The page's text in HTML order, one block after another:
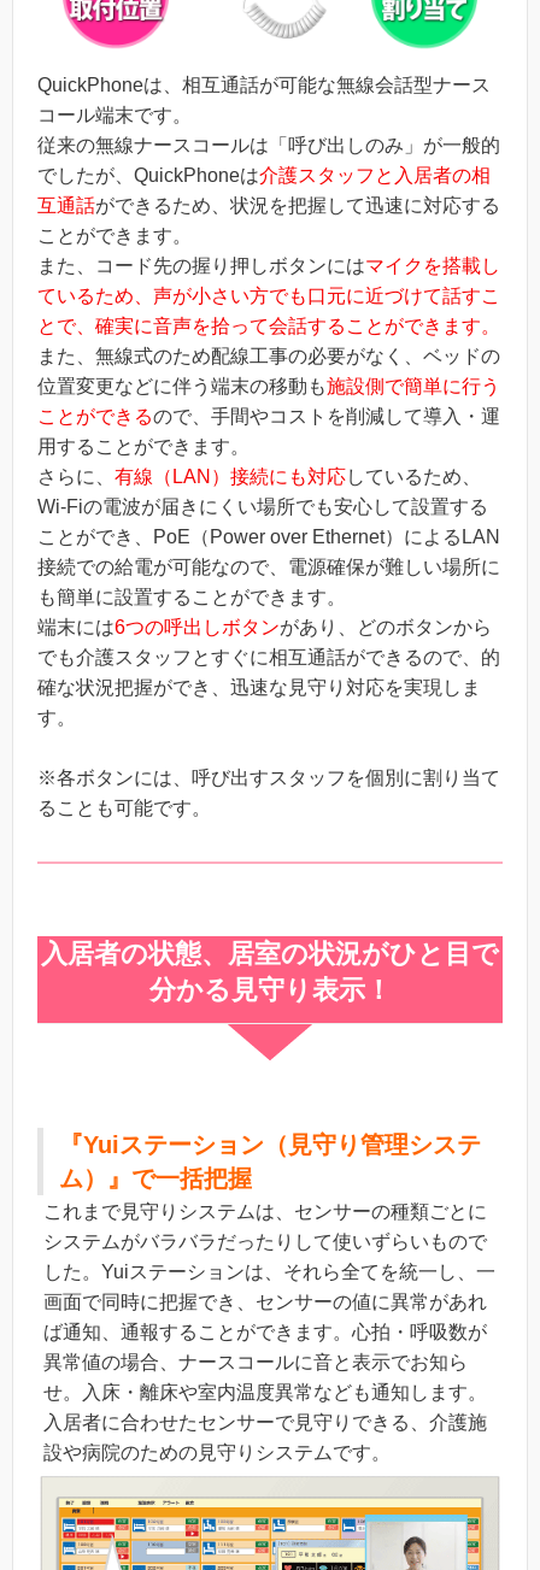
QuickPhoneは、相互通話が可能な無線会話型ナース
コール端末です。
従来の無線ナースコールは「呼び出しのみ」が一般的
でしたが、QuickPhoneは介護スタッフと入居者の相
互通話ができるため、状況を把握して迅速に対応する
ことができます。
また、コード先の握り押しボタンにはマイクを搭載し
ているため、声が小さい方でも口元に近づけて話すこ
とで、確実に音声を拾って会話することができます。
また、無線式のため配線工事の必要がなく、ベッドの
位置変更などに伴う端末の移動も施設側で簡単に行う
ことができるので、手間やコストを削減して導入・運
用することができます。
さらに、 有線（LAN）接続にも対応しているため、
Wi-Fiの電波が届きにくい場所でも安心して設置する
ことができ、PoE（Power over Ethernet）によるLAN
接続での給電が可能なので、電源確保が難しい場所に
も簡単に設置することができます。
端末には6つの呼出しボタンがあり、どのボタンから
でも介護スタッフとすぐに相互通話ができるので、的
確な状況把握ができ、迅速な見守り対応を実現しま
す。
※各ボタンには、呼び出すスタッフを個別に割り当て
ることも可能です。
入居者の状態、居室の状況がひと目で
分かる見守り表示！
『Yuiステーション（見守り管理システ
ム）』で一括把握
これまで見守りシステムは、センサーの種類ごとに
システムがバラバラだったりして使いずらいもので
した。Yuiステーションは、それら全てを統一し、一
画面で同時に把握でき、センサーの値に異常があれ
ば通知、通報することができます。心拍・呼吸数が
異常値の場合、ナースコールに音と表示でお知ら
せ。入床・離床や室内温度異常なども通知します。
入居者に合わせたセンサーで見守りできる、介護施
設や病院のための見守りシステムです。